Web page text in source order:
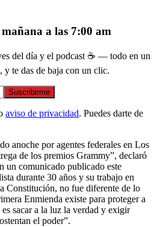
a las 7:00 am
del día y el podcast ☕ — todo en un
y te das de baja con un clic.
Suscribirme
aviso de privacidad. Puedes darte de
anoche por agentes federales en Los
de los premios Grammy”, declaró
un comunicado publicado este
durante 30 años y su trabajo en
Constitución, no fue diferente de lo
Enmienda existe para proteger a
sacar a la luz la verdad y exigir
el poder”.